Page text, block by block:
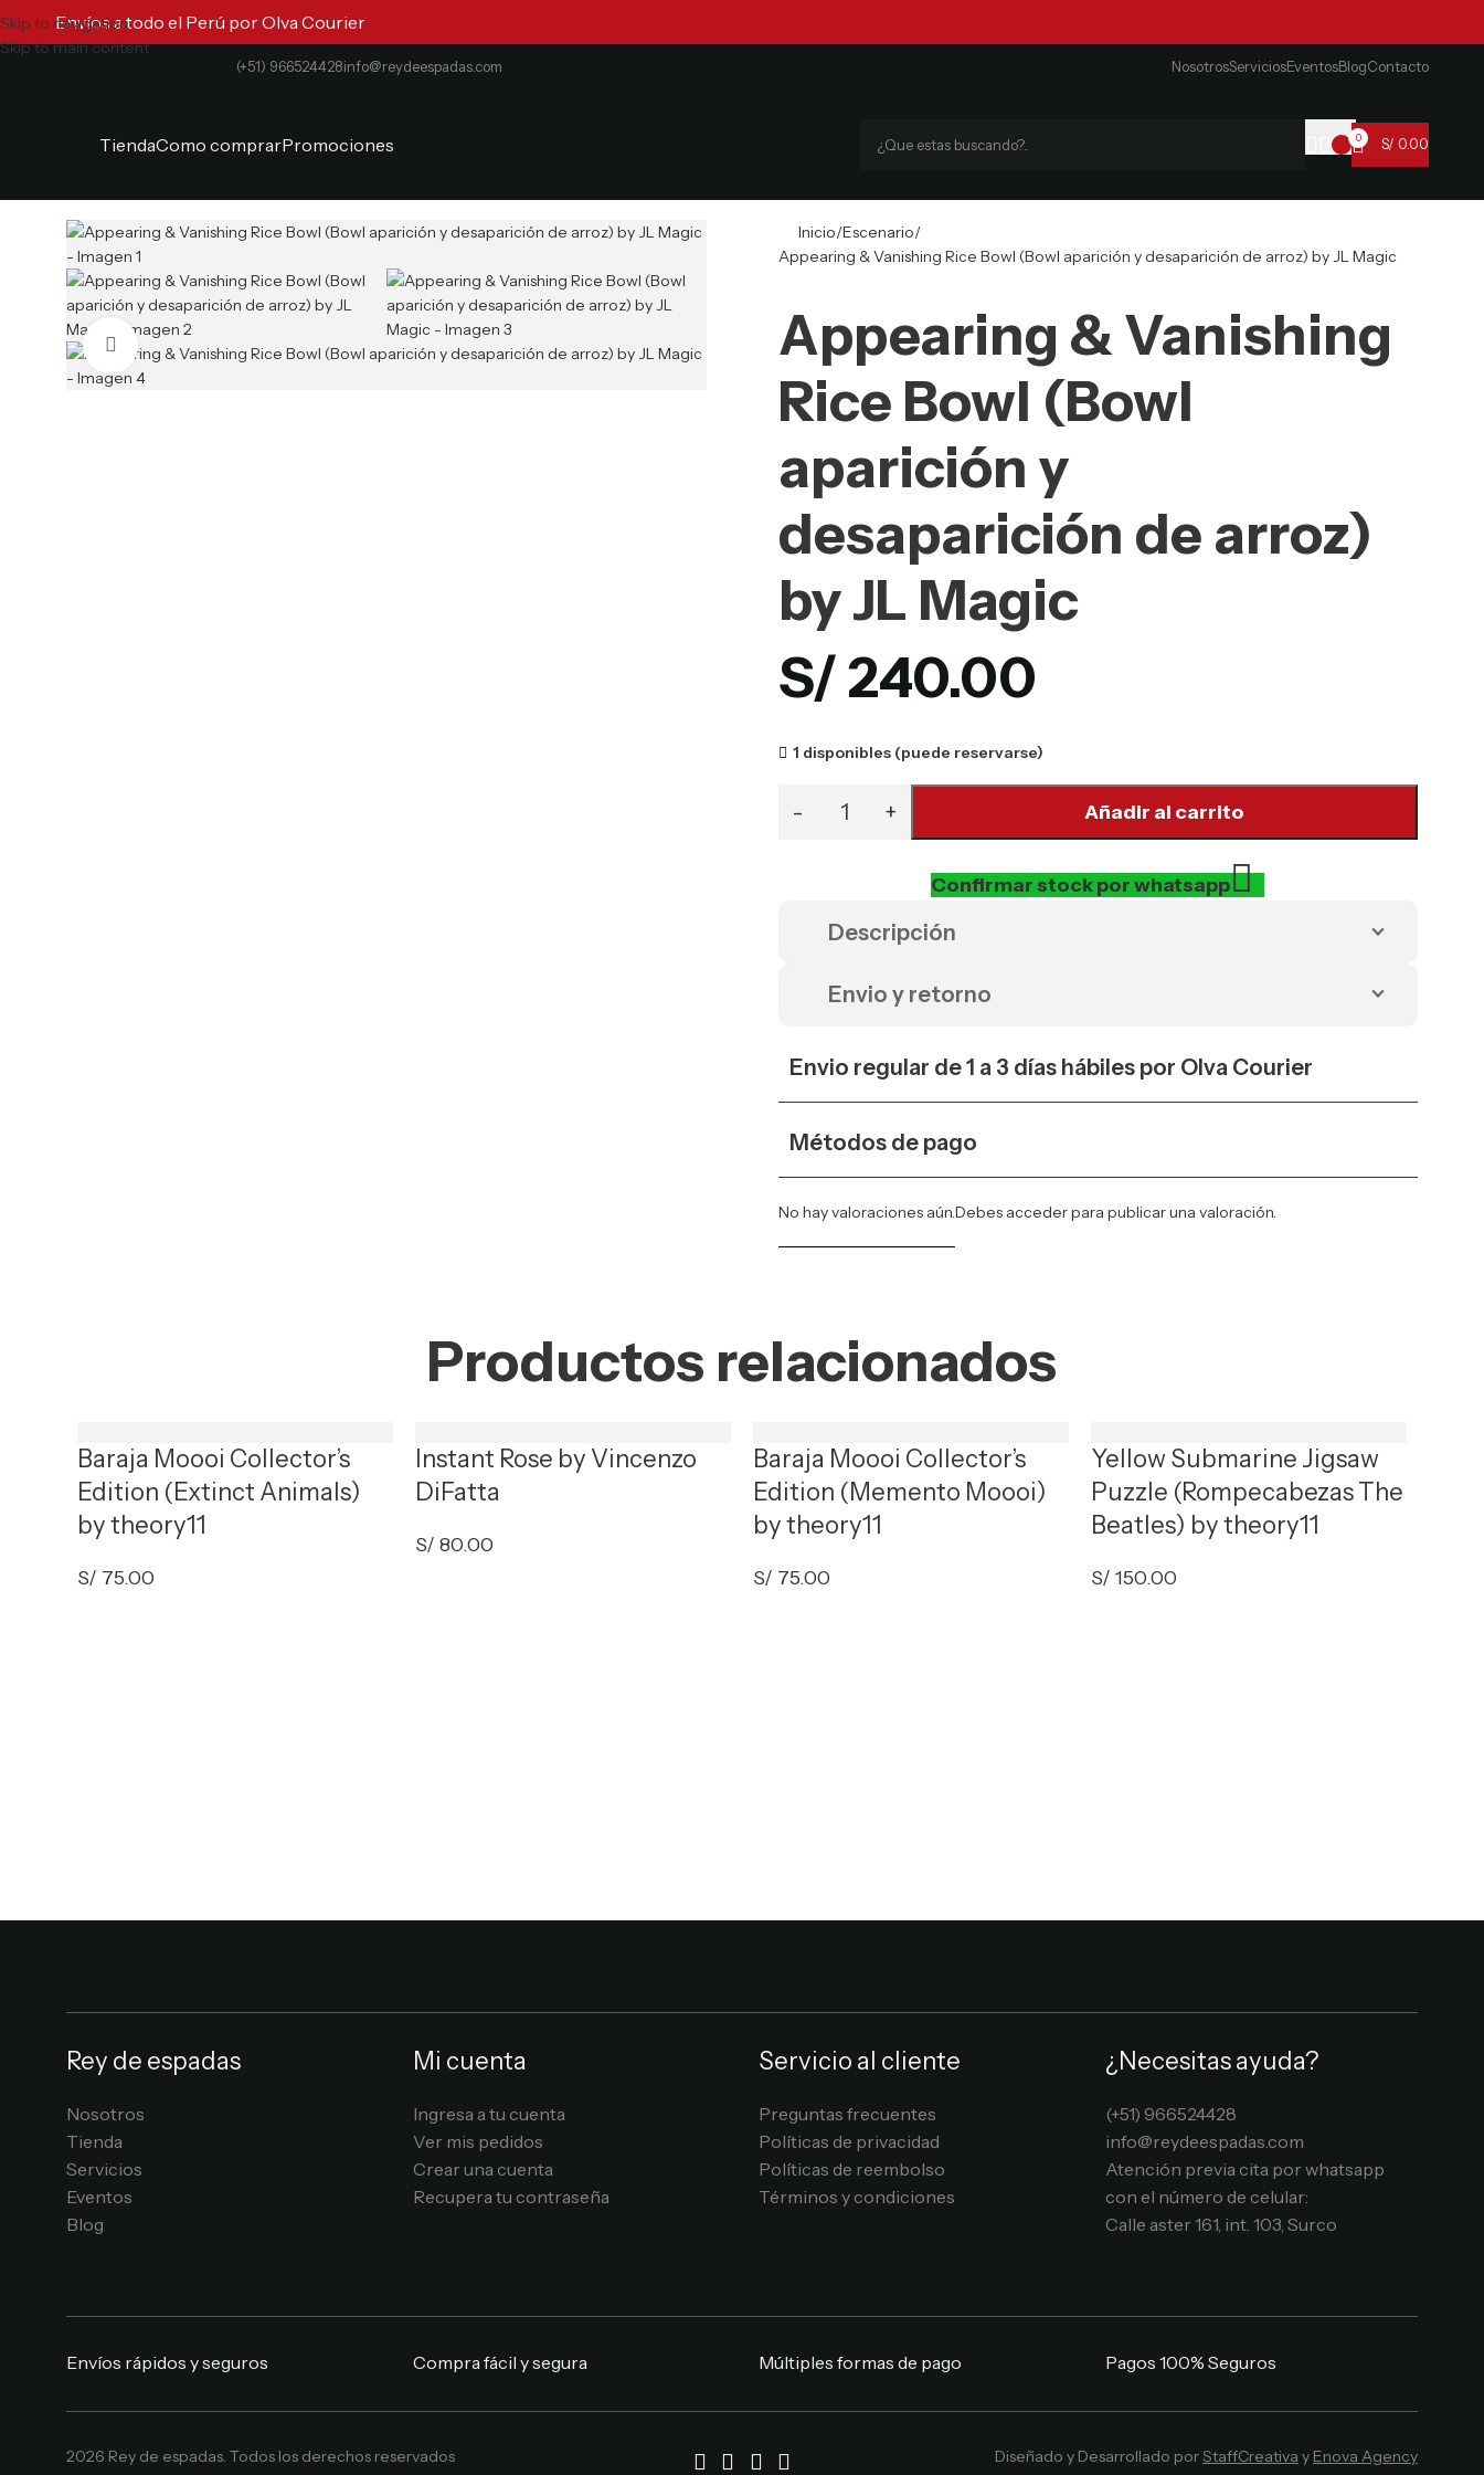
Skip to navigation
Skip to main content
Envíos a todo el Perú por Olva Courier
(+51) 966524428info@reydeespadas.com NosotrosServiciosEventosBlogContacto
TiendaComo comprarPromociones 0 S/ 0.00
Clic para ampliar
Inicio Escenario
Appearing & Vanishing Rice Bowl (Bowl aparición y desaparición de arroz) by JL Magic
Appearing & Vanishing
Rice Bowl (Bowl
aparición y
desaparición de arroz)
by JL Magic
S/240.00
1 disponibles (puede reservarse)
Añadir al carrito
Confirmar stock por whatsapp
Descripción
Envio y retorno
Envio regular de 1 a 3 días hábiles por Olva Courier
Métodos de pago
No hay valoraciones aún.Debes accederpara publicar una valoración.
Productos relacionados
Baraja Moooi Collector’s
Edition (Extinct Animals)
by theory11
S/ 75.00
Instant Rose by Vincenzo
DiFatta
S/ 80.00
Baraja Moooi Collector’s
Edition (Memento Moooi)
by theory11
S/ 75.00
Yellow Submarine Jigsaw
Puzzle (Rompecabezas The
Beatles) by theory11
S/ 150.00
Rey de espadas
Nosotros
Tienda
Servicios
Eventos
Blog
Mi cuenta
Ingresa a tu cuenta
Ver mis pedidos
Crear una cuenta
Recupera tu contraseña
Servicio al cliente
Preguntas frecuentes
Políticas de privacidad
Políticas de reembolso
Términos y condiciones
¿Necesitas ayuda?
(+51) 966524428
info@reydeespadas.com
Atención previa cita por whatsapp
con el número de celular:
Calle aster 161, int. 103, Surco
Envíos rápidos y seguros Compra fácil y segura Múltiples formas de pago Pagos 100% Seguros
2026 Rey de espadas. Todos los derechos reservados Diseñado y Desarrollado porStaffCreativa y Enova Agency